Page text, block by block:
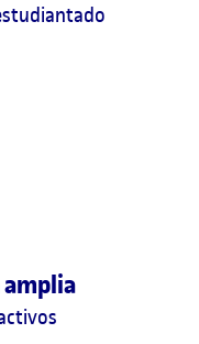
amplia